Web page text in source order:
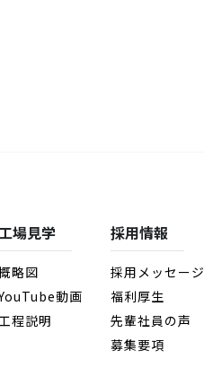
場見学
略図
動画
程説明
採用情報
採用メッセージ
福利厚生
先輩社員の声
募集要項